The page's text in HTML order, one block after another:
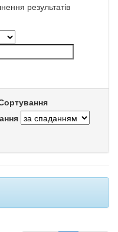
результатів